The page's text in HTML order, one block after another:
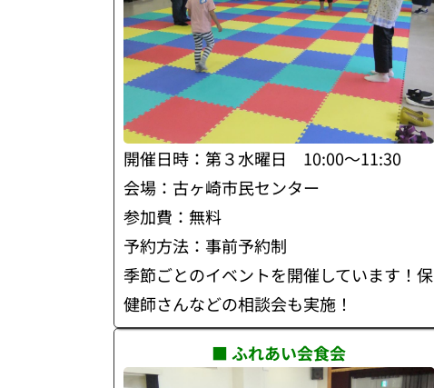
開催日時：第３水曜日 10:00～11:30
会場：古ヶ崎市民センター
参加費：無料
予約方法：事前予約制
季節ごとのイベントを開催しています！保
健師さんなどの相談会も実施！
■ ふれあい会食会